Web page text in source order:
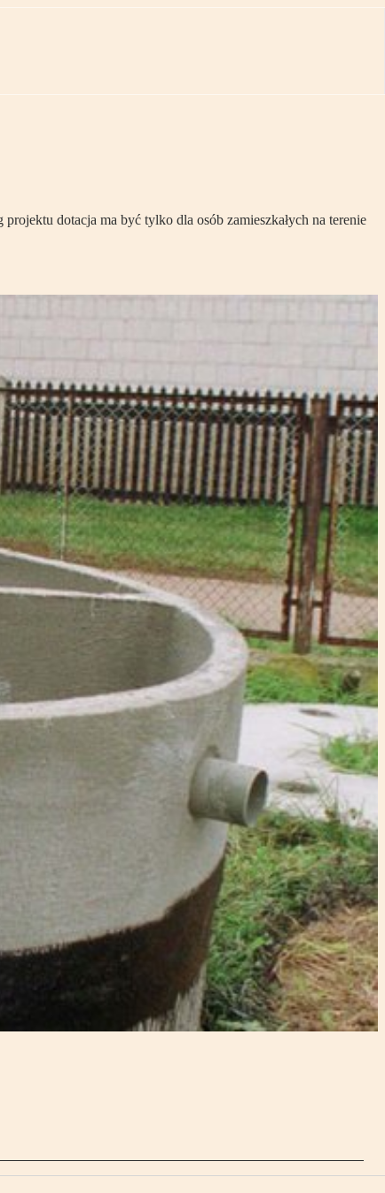
dotacja ma być tylko dla osób zamieszkałych na terenie